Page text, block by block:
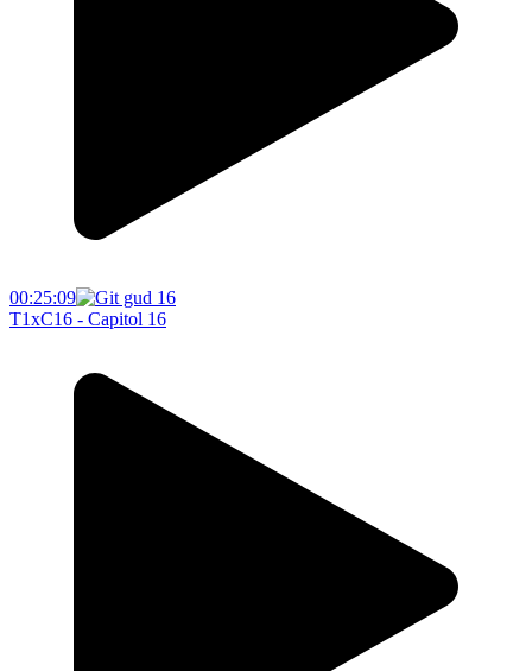
00:25:09
T1xC16 - Capitol 16